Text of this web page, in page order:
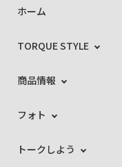
ホーム
TORQUE STYLE
商品情報
フォト
トークしよう